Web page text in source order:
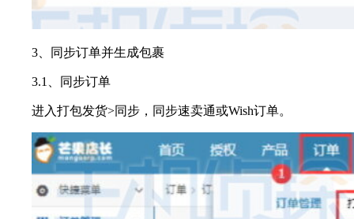
3、同步订单并生成包裹
3.1、同步订单
进入打包发货>同步，同步速卖通或Wish订单。